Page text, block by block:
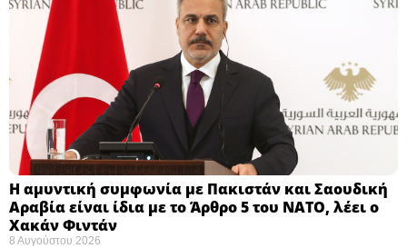
Η αμυντική συμφωνία με Πακιστάν και Σαουδική
Αραβία είναι ίδια με το Άρθρο 5 του ΝΑΤΟ, λέει ο
Χακάν Φιντάν
8 Αυγούστου 2026